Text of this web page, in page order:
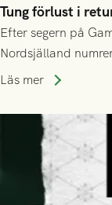
Tung förlust i
Efter segern på
Nordsjälland
Läs mer